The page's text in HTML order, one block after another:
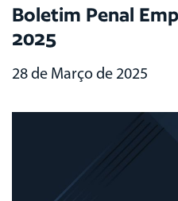
Boletim Penal
2025
28 de Março de 2025